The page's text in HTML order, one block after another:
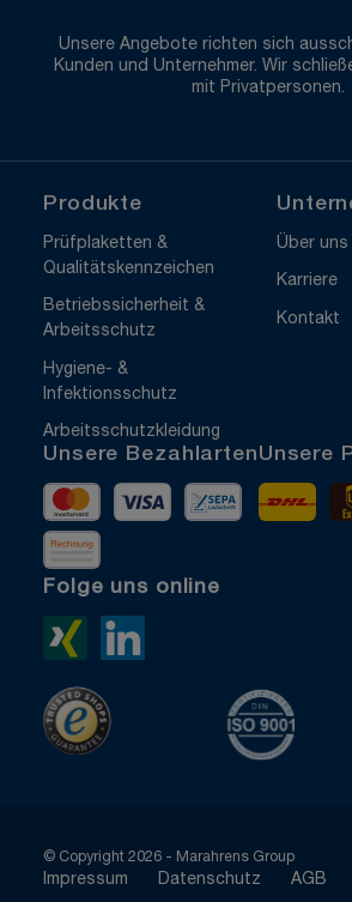
Unsere Angebote richten sich
Kunden und Unternehmer. Wir
mit Privatpersonen.
Produkte
Prüfplaketten &
Qualitätskennzeichen
Betriebssicherheit &
Arbeitsschutz
Hygiene- &
Infektionsschutz
Arbeitsschutzkleidung
Über uns
Karriere
Kontakt
Unsere Bezahlarten
MastercardVisa Vorkasse
Rechnung
Unsere
DHL
Folge uns online
Xing>
ISO
© Copyright 2026 - Marahrens Group
Impressum Datenschutz AGB